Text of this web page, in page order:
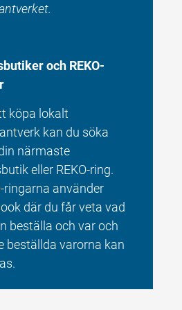
och REKO-
köpa lokalt
kan du söka
närmaste
eller REKO-ring.
ringarna använder
där du får veta vad
beställa och var och
beställda varorna kan